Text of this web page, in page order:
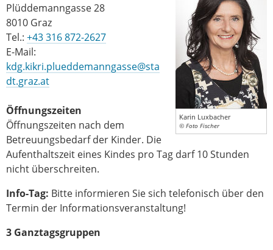
Karin Luxbacher
© Foto Fischer
Plüddemanngasse 28
8010 Graz
Tel.: +43 316 872-2627
E-Mail:
kdg.kikri.plueddemanngasse@sta
dt.graz.at
Öffnungszeiten
Öffnungszeiten nach dem
Betreuungsbedarf der Kinder. Die
Aufenthaltszeit eines Kindes pro Tag darf 10 Stunden
nicht überschreiten.
Info-Tag: Bitte informieren Sie sich telefonisch über den
Termin der Informationsveranstaltung!
3 Ganztagsgruppen